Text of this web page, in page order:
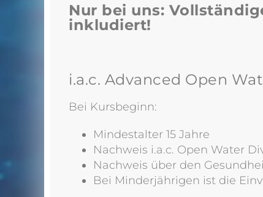
Nur bei uns:
inkludiert!
i.a.c. Advanced Open
Bei Kursbeginn:
Mindestalter 15 Jahre
Nachweis i.a.c. Open Water
Nachweis über den
Bei Minderjährigen ist die